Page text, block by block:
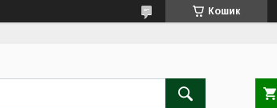
Кошик